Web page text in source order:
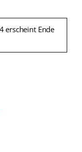
erscheint Ende